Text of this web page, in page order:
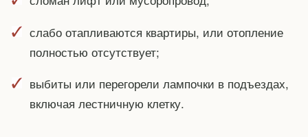
слабо отапливаются квартиры, или отопление
полностью отсутствует;
выбиты или перегорели лампочки в подъездах,
включая лестничную клетку.